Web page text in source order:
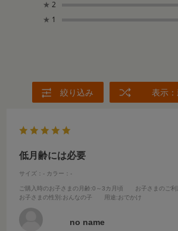
★ 2
★ 1
絞り込み 表示
低月齢には必要
サイズ：- カラー：-
ご購入時のお子さまの月齢:0～3カ月頃 お子さまのご利
お子さまの性別 :おんなの子 用途:おでかけ
no name